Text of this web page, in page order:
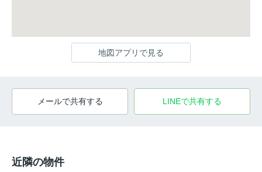
地図アプリで見る
メールで共有する LINEで共有する
近隣の物件